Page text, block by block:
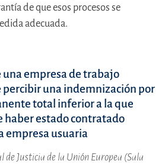
de que esos procesos se
adecuada.
empresa de trabajo
una indemnización por
total inferior a la que
haber estado contratado
empresa usuaria
de Justicia de la Unión Europea (Sala